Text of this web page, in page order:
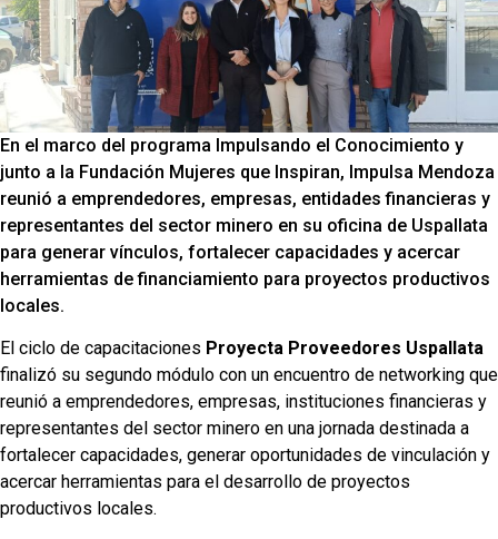
En el marco del programa Impulsando el Conocimiento y
junto a la Fundación Mujeres que Inspiran, Impulsa Mendoza
reunió a emprendedores, empresas, entidades financieras y
representantes del sector minero en su oficina de Uspallata
para generar vínculos, fortalecer capacidades y acercar
herramientas de financiamiento para proyectos productivos
locales.
El ciclo de capacitaciones Proyecta Proveedores Uspallata
finalizó su segundo módulo con un encuentro de networking que
reunió a emprendedores, empresas, instituciones financieras y
representantes del sector minero en una jornada destinada a
fortalecer capacidades, generar oportunidades de vinculación y
acercar herramientas para el desarrollo de proyectos
productivos locales.